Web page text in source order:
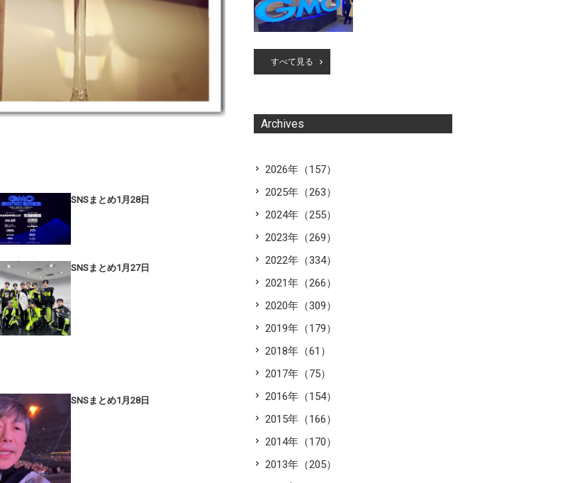
SNSまとめ1月28日
SNSまとめ1月27日
SNSまとめ1月28日
すべて見る
Archives
2026年（157）
2025年（263）
2024年（255）
2023年（269）
2022年（334）
2021年（266）
2020年（309）
2019年（179）
2018年（61）
2017年（75）
2016年（154）
2015年（166）
2014年（170）
2013年（205）